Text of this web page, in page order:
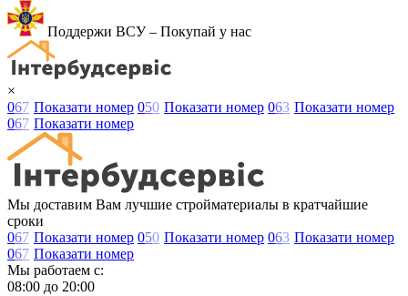
Поддержи ВСУ – Покупай у нас
×
067 Показати номер 050 Показати номер 063 Показати номер
067 Показати номер
Мы доставим Вам лучшие стройматериалы в кратчайшие
сроки
067 Показати номер 050 Показати номер 063 Показати номер
067 Показати номер
Мы работаем с:
08:00 до 20:00